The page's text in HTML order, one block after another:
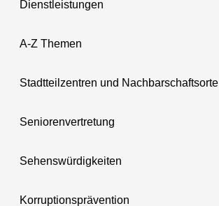
Dienstleistungen
A-Z Themen
Stadtteilzentren und Nachbarschaftsorte
Seniorenvertretung
Sehenswürdigkeiten
Korruptionsprävention